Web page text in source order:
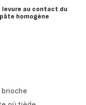
levure au contact du
homogène